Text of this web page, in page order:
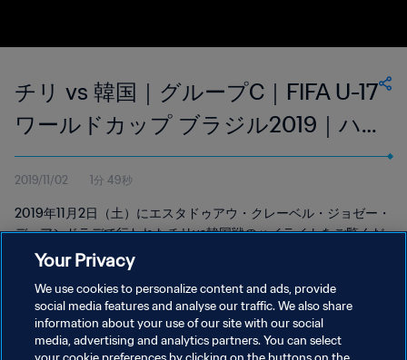
チリ vs 韓国｜グループC｜FIFA U-17
ワールドカップ ブラジル2019｜ハ
イライト
2019/11/02 1分 49秒
2019年11月2日（土）にエスタドゥアウ・クレーベル・ジョゼー・
デ・アンドラデで行われたチリvs韓国戦のハイライトをご覧くだ
さい。
Your Privacy
We use cookies to personalize content and ads, provide
social media features and analyse our traffic. We also share
information about your use of our site with our social
media, advertising and analytics partners. You can select